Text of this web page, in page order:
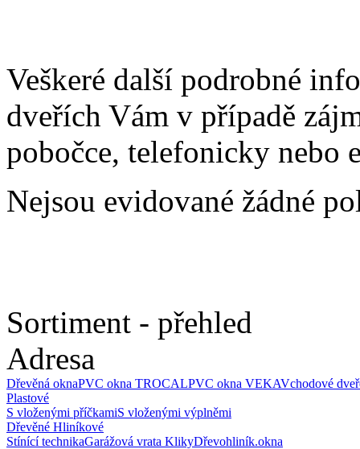
Veškeré další podrobné
dveřích Vám v případě
pobočce, telefonicky nebo
Nejsou evidované žádné
Sortiment - přehled
Adresa
Dřevěná oknaPVC okna TROCALPVC okna VEKAVchodové
Plastové
S vloženými příčkamiS vloženými výplněmi
Dřevěné Hliníkové
Stínící technikaGarážová vrata KlikyDřevohliník.okna